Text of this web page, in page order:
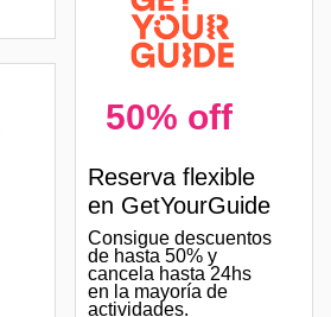
50% off
Reserva flexible
en GetYourGuide
Consigue descuentos
de hasta 50% y
cancela hasta 24hs
en la mayoría de
actividades.